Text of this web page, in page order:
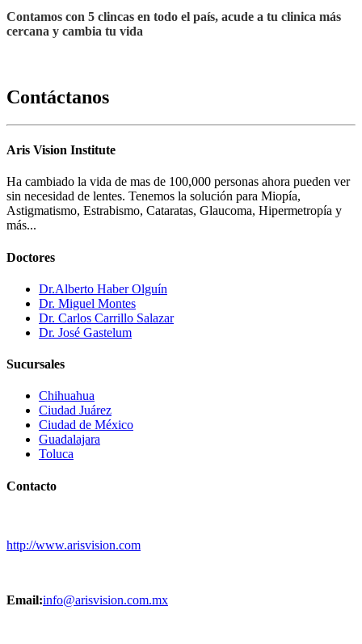
Contamos con 5 clincas en todo el país, acude a tu clinica más
cercana y cambia tu vida
Contáctanos
Aris Vision Institute
Ha cambiado la vida de mas de 100,000 personas ahora pueden ver
sin necesidad de lentes. Tenemos la solución para Miopía,
Astigmatismo, Estrabismo, Cataratas, Glaucoma, Hipermetropía y
más...
Doctores
Dr.Alberto Haber Olguín
Dr. Miguel Montes
Dr. Carlos Carrillo Salazar
Dr. José Gastelum
Sucursales
Chihuahua
Ciudad Juárez
Ciudad de México
Guadalajara
Toluca
Contacto
http://www.arisvision.com
Email:info@arisvision.com.mx